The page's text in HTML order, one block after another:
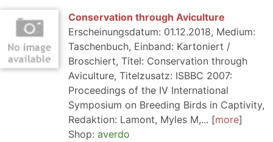
Conservation through Aviculture
Erscheinungsdatum: 01.12.2018, Medium:
Taschenbuch, Einband: Kartoniert /
Broschiert, Titel: Conservation through
Aviculture, Titelzusatz: ISBBC 2007:
Proceedings of the IV International
Symposium on Breeding Birds in Captivity,
Redaktion: Lamont, Myles M,...
more
Shop: averdo